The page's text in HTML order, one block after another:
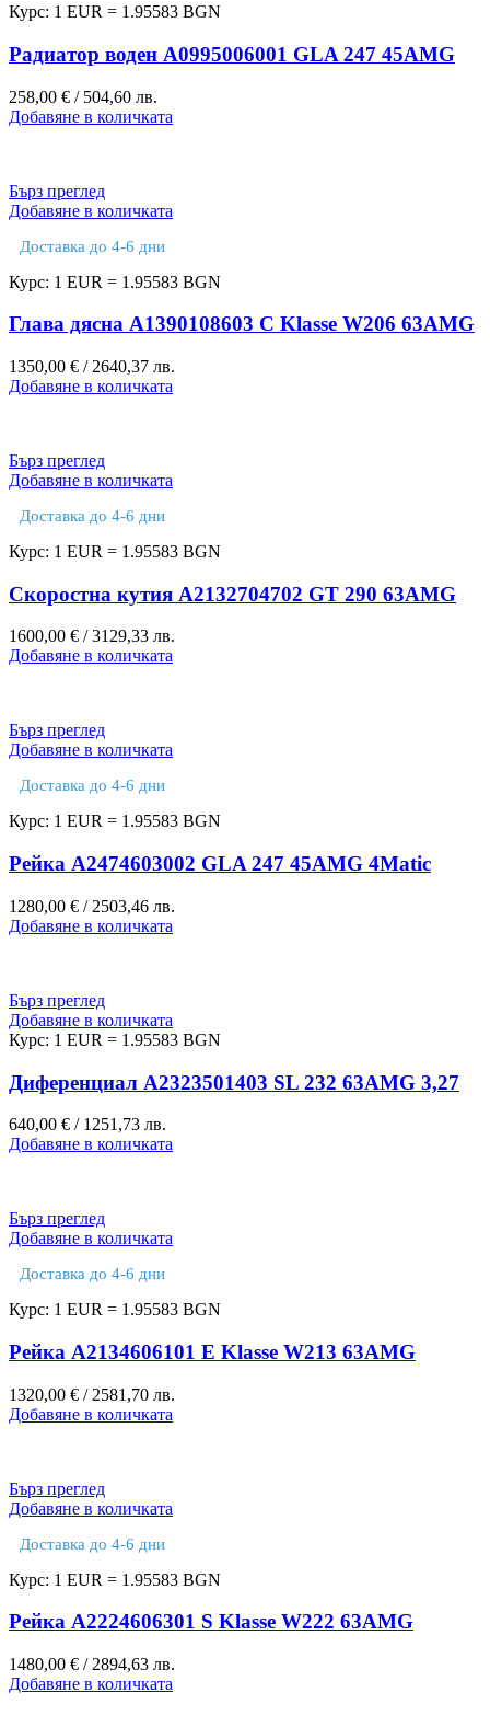
Курс: 1 EUR = 1.95583 BGN
Радиатор воден A0995006001 GLA 247 45AMG
258,00 € / 504,60 лв.
Добавяне в количката
Бърз преглед
Добавяне в количката
Доставка до 4-6 дни
Курс: 1 EUR = 1.95583 BGN
Глава дясна A1390108603 C Klasse W206 63AMG
1350,00 € / 2640,37 лв.
Добавяне в количката
Бърз преглед
Добавяне в количката
Доставка до 4-6 дни
Курс: 1 EUR = 1.95583 BGN
Скоростна кутия A2132704702 GT 290 63AMG
1600,00 € / 3129,33 лв.
Добавяне в количката
Бърз преглед
Добавяне в количката
Доставка до 4-6 дни
Курс: 1 EUR = 1.95583 BGN
Рейка A2474603002 GLA 247 45AMG 4Matic
1280,00 € / 2503,46 лв.
Добавяне в количката
Бърз преглед
Добавяне в количката
Курс: 1 EUR = 1.95583 BGN
Диференциал A2323501403 SL 232 63AMG 3,27
640,00 € / 1251,73 лв.
Добавяне в количката
Бърз преглед
Добавяне в количката
Доставка до 4-6 дни
Курс: 1 EUR = 1.95583 BGN
Рейка A2134606101 E Klasse W213 63AMG
1320,00 € / 2581,70 лв.
Добавяне в количката
Бърз преглед
Добавяне в количката
Доставка до 4-6 дни
Курс: 1 EUR = 1.95583 BGN
Рейка A2224606301 S Klasse W222 63AMG
1480,00 € / 2894,63 лв.
Добавяне в количката